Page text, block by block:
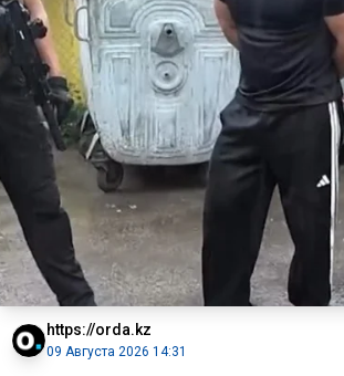
https://orda.kz
09 Августа 2026 14:31